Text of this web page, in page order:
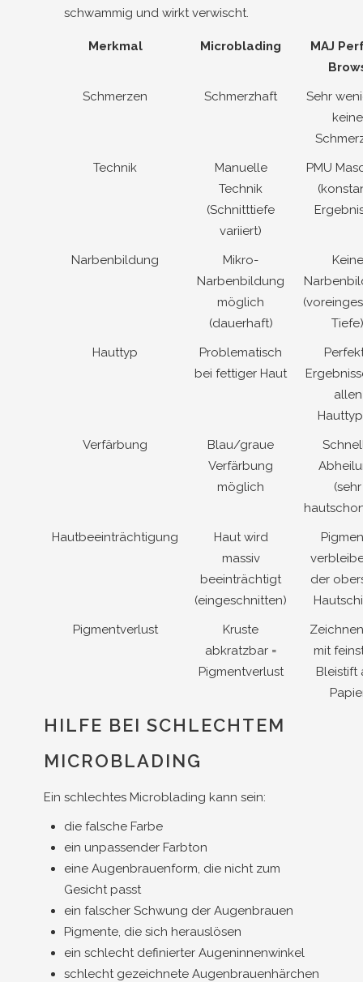
schwammig und wirkt verwischt.
Merkmal Microblading
MAJ
Schmerzen
Schmerzhaft
Sehr
keine
Technik
Manuelle
Technik
(Schnitttiefe
variiert)
PMU
Narbenbildung
Mikro-
Narbenbildung
möglich
(dauerhaft)
Keine
Tiefe)
Hauttyp
Problematisch
bei fettiger Haut
allen
Verfärbung
Blau/graue
Verfärbung
möglich
(sehr
Hautbeeinträchtigung
Haut wird
massiv
beeinträchtigt
(eingeschnitten)
der
Pigmentverlust
Kruste
abkratzbar =
Pigmentverlust
mit
Bleistift
HILFE BEI SCHLECHTEM
MICROBLADING
Ein schlechtes Microblading kann sein:
die falsche Farbe
ein unpassender Farbton
eine Augenbrauenform, die nicht zum
Gesicht passt
ein falscher Schwung der Augenbrauen
Pigmente, die sich herauslösen
ein schlecht definierter Augeninnenwinkel
schlecht gezeichnete Augenbrauenhärchen